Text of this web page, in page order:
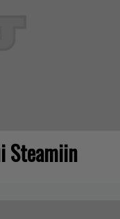
Steamiin